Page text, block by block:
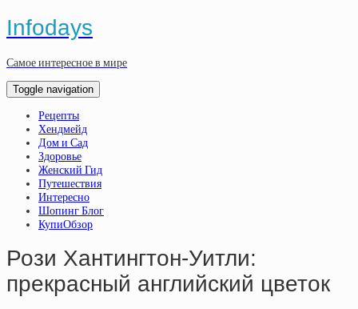
Infodays
Самое интересное в мире
Toggle navigation
Рецепты
Хендмейд
Дом и Сад
Здоровье
Женский Гид
Путешествия
Интересно
Шопинг Блог
КупиОбзор
Рози Хантингтон-Уитли:
прекрасный английский цветок